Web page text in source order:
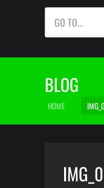
GO TO...
BLOG
HOME